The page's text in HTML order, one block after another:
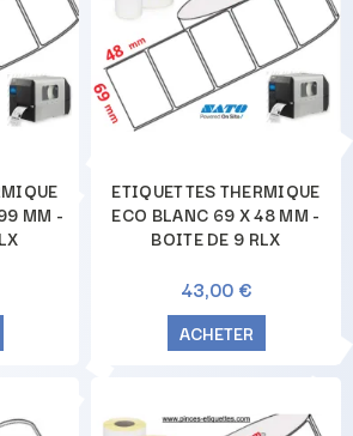
MM -
ETIQUETTES THERMIQUE
ECO BLANC 69 X 48 MM -
BOITE DE 9 RLX
43,00 €
ACHETER